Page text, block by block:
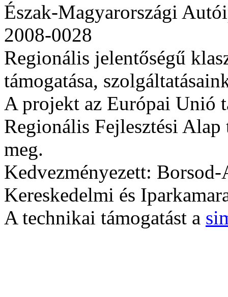
Észak-Magyarországi
2008-0028
Regionális jelentőségű
támogatása,
A projekt az Európai Unió
Regionális Fejlesztési
meg.
Kedvezményezett:
Kereskedelmi és
A technikai támogatást a